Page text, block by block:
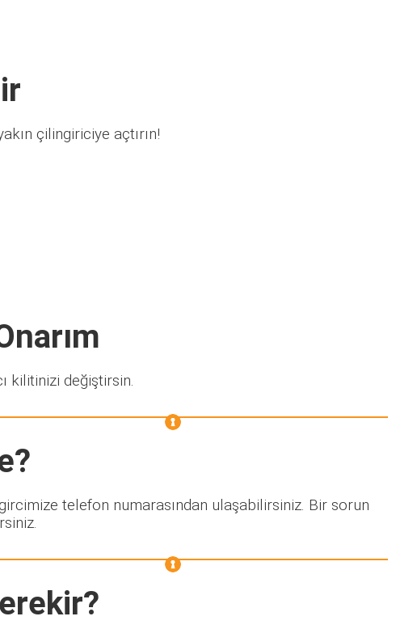
çilingiriciye açtırın!
kilitinizi değiştirsin.
telefon numarasından ulaşabilirsiniz. Bir sorun